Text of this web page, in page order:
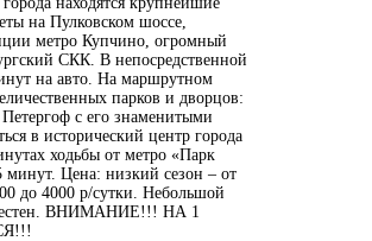
на Пулковском шоссе,
метро Купчино, огромный
СКК. В непосредственной
на авто. На маршрутном
парков и дворцов:
с его знаменитыми
в исторический центр города
ходьбы от метро «Парк
минут. Цена: низкий сезон – от
до 4000 р/сутки. Небольшой
ВНИМАНИЕ!!! НА 1